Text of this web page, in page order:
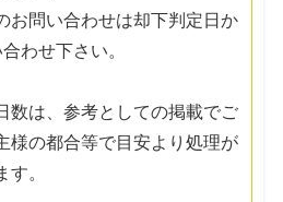
お問い合わせは却下判定日か
わせ下さい。
数は、参考としての掲載でご
様の都合等で目安より処理が
す。